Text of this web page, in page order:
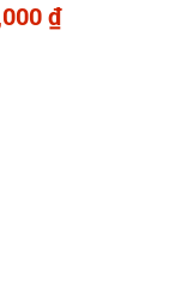
₫Giá
hiện